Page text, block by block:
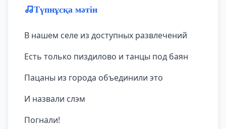
Түпнұсқа мәтін
В нашем селе из доступных развлечений
Есть только пиздилово и танцы под баян
Пацаны из города объединили это
И назвали слэм
Погнали!